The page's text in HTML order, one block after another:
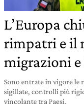
L’Europa
rimpatri e il
migrazioni e
Sono entrate in vigore le
sigillate, controlli più
vincolante tra Paesi.